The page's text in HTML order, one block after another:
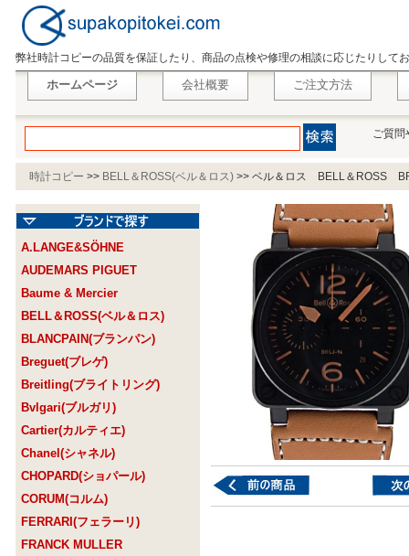
弊社時計コピーの品質を保証したり、商品の点検や修理の相談に応じたりして
ホームページ 会社概要 ご注文方法
ご質問
時計コピー >> BELL＆ROSS(ベル＆ロス) >> ベル＆ロス BELL＆ROSS
A.LANGE&SÖHNE
AUDEMARS PIGUET
Baume & Mercier
BELL＆ROSS(ベル＆ロス)
BLANCPAIN(ブランパン)
Breguet(ブレゲ)
Breitling(ブライトリング)
Bvlgari(ブルガリ)
Cartier(カルティエ)
Chanel(シャネル)
CHOPARD(ショパール)
CORUM(コルム)
FERRARI(フェラーリ)
FRANCK MULLER